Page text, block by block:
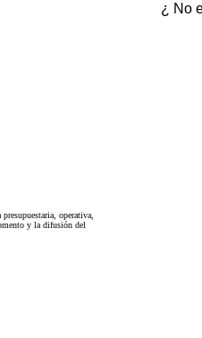
¿ No
operativa,
y la difusión del